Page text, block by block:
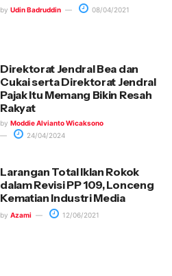
by Udin Badruddin 08/04/2021
Direktorat Jendral Bea dan
Cukai serta Direktorat Jendral
Pajak Itu Memang Bikin Resah
Rakyat
by Moddie Alvianto Wicaksono
24/04/2024
Larangan Total Iklan Rokok
dalam Revisi PP 109, Lonceng
Kematian Industri Media
by Azami 12/06/2021